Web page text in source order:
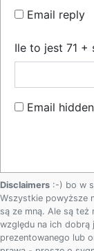
Email reply
Ile to jest 71 +
Email hidden
Disclaimers :-) bo w
Wszystkie powyższe
są ze mną. Ale są też
względu na ich dobrą
prezentowanego lub